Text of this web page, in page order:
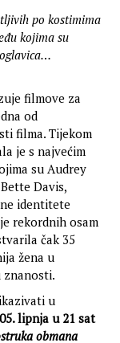
po kostimima
kojima su
filmove za
od
filma. Tijekom
je s najvećim
su Audrey
Davis,
identitete
rekordnih osam
čak 35
žena u
znanosti.
u
05. lipnja u 21 sat
obmana